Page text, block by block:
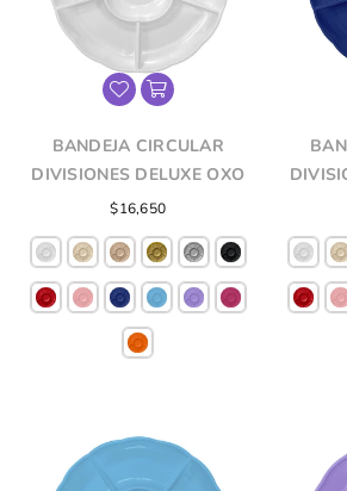
BANDEJA CIRCULAR
DIVISIONES DELUXE OXO
Precio
regular
$16,650